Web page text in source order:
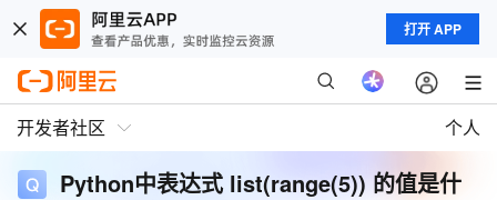
打开 APP
开发者社区 个人
Python中表达式 list(range(5)) 的值是什